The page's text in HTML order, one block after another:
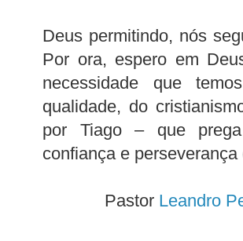
Deus permitindo, nós
Por ora, espero em
necessidade que
qualidade, do
por Tiago – que prega
confiança e
Pastor Leandro